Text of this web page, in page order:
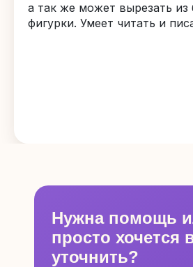
а так же может вырезать из
фигурки. Умеет читать и
Нужна помощь
просто хочется
уточнить?